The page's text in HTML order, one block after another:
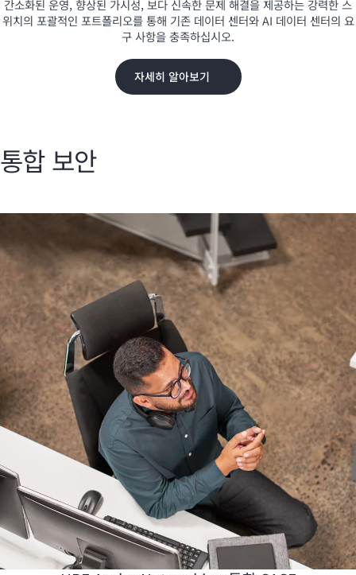
간소화된 운영, 향상된 가시성, 보다 신속한 문제 해결을 제공하는 강력한 스
위치의 포괄적인 포트폴리오를 통해 기존 데이터 센터와 AI 데이터 센터의 요
구 사항을 충족하십시오.
자세히 알아보기
통합 보안